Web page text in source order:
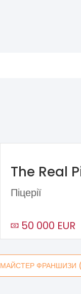
The Real
Піцерії
50 000 EUR
МАЙСТЕР ФРАНШИЗИ